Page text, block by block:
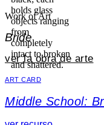
Work of Art
Bride
ver la obra de arte
ART CARD
Middle School: